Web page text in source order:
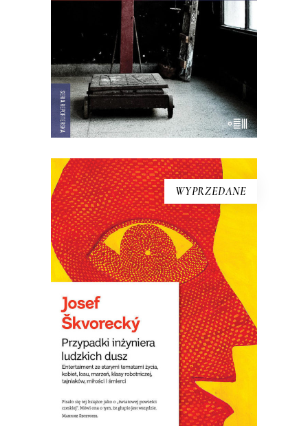
Fidel… Kuba. Syndrom wyspy to
reporterska książka o wyspie Fidela […]
44.00 zł 22.00zł
KSIĄŻKA DO KOSZYKA
WYPRZEDANE
[EBOOK] Josef Škvorecký –
PRZYPADKI INŻYNIERA
LUDZKICH DUSZ
Książka – laureatka Nagrody Literackiej
Europy Środkowej Angelus. Uważana za
jedną z najlepszych czeskich powieści.
W Czechach określono ją „powieścią o
światowych ambicjach”. Wydana w
wydawnictwie emigracyjnym w 1977
roku, w Czechach wyszła dopiero po
upadku komunizmu w roku 1992. […]